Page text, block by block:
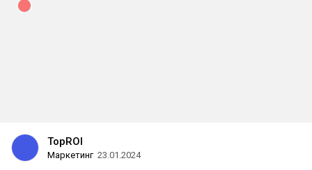
TopROI
Маркетинг 23.01.2024